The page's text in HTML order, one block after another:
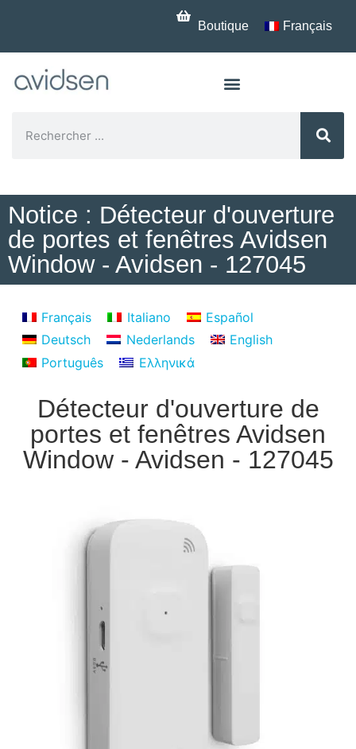
Boutique Français
Notice : Détecteur d'ouverture
de portes et fenêtres Avidsen
Window - Avidsen - 127045
Français Italiano
Español
Deutsch
Nederlands
English
Português
Ελληνικά
Détecteur d'ouverture de
portes et fenêtres Avidsen
Window - Avidsen - 127045